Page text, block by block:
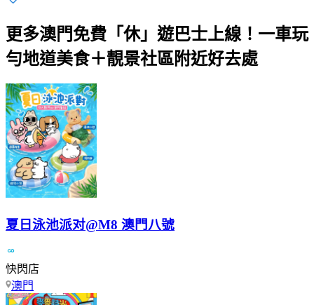
更多澳門免費「休」遊巴士上線！一車玩
勻地道美食＋靚景社區附近好去處
夏日泳池派对@M8 澳門八號
快閃店
澳門